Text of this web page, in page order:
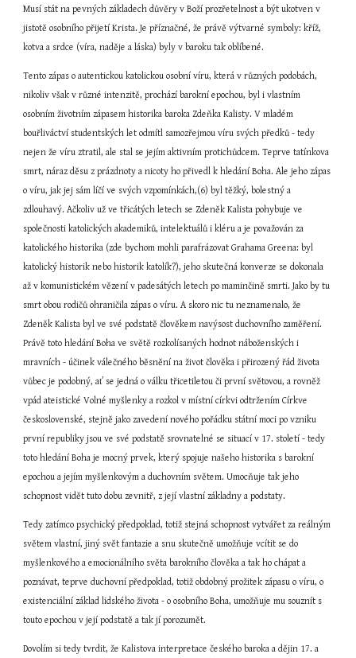
Musí stát na pevných základech důvěry v Boží prozřetelnost a být ukotven v
jistotě osobního přijetí Krista. Je příznačné, že právě výtvarné symboly: kříž,
kotva a srdce (víra, naděje a láska) byly v baroku tak oblíbené.
Tento zápas o autentickou katolickou osobní víru, která v různých podobách,
nikoliv však v různé intenzitě, prochází barokní epochou, byl i vlastním
osobním životním zápasem historika baroka Zdeňka Kalisty. V mladém
bouřliváctví studentských let odmítl samozřejmou víru svých předků - tedy
nejen že víru ztratil, ale stal se jejím aktivním protichůdcem. Teprve tatínkova
smrt, náraz děsu z prázdnoty a nicoty ho přivedl k hledání Boha. Ale jeho zápas
o víru, jak jej sám líčí ve svých vzpomínkách,(6) byl těžký, bolestný a
zdlouhavý. Ačkoliv už ve třicátých letech se Zdeněk Kalista pohybuje ve
společnosti katolických akademiků, intelektuálů i kléru a je považován za
katolického historika (zde bychom mohli parafrázovat Grahama Greena: byl
katolický historik nebo historik katolík?), jeho skutečná konverze se dokonala
až v komunistickém vězení v padesátých letech po maminčině smrti. Jako by tu
smrt obou rodičů ohraničila zápas o víru. A skoro nic tu neznamenalo, že
Zdeněk Kalista byl ve své podstatě člověkem navýsost duchovního zaměření.
Právě toto hledání Boha ve světě rozkolísaných hodnot náboženských i
mravních - účinek válečného běsnění na život člověka i přirozený řád života
vůbec je podobný, ať se jedná o válku třicetiletou či první světovou, a rovněž
vpád ateistické Volné myšlenky a rozkol v místní církvi odtržením Církve
československé, stejně jako zavedení nového pořádku státní moci po vzniku
první republiky jsou ve své podstatě srovnatelné se situací v 17. století - tedy
toto hledání Boha je mocný prvek, který spojuje našeho historika s barokní
epochou a jejím myšlenkovým a duchovním světem. Umocňuje tak jeho
schopnost vidět tuto dobu zevnitř, z její vlastní základny a podstaty.
Tedy zatímco psychický předpoklad, totiž stejná schopnost vytvářet za reálným
světem vlastní, jiný svět fantazie a snu skutečně umožňuje vcítit se do
myšlenkového a emocionálního světa barokního člověka a tak ho chápat a
poznávat, teprve duchovní předpoklad, totiž obdobný prožitek zápasu o víru, o
existenciální základ lidského života - o osobního Boha, umožňuje mu souznít s
touto epochou v její podstatě a tak jí porozumět.
Dovolím si tedy tvrdit, že Kalistova interpretace českého baroka a dějin 17. a